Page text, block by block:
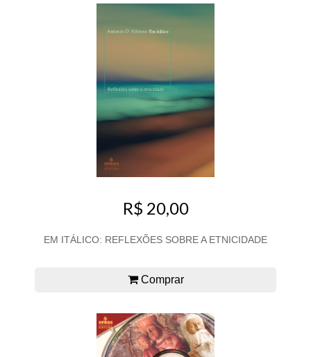
R$ 20,00
EM ITÁLICO: REFLEXÕES SOBRE A ETNICIDADE
Comprar